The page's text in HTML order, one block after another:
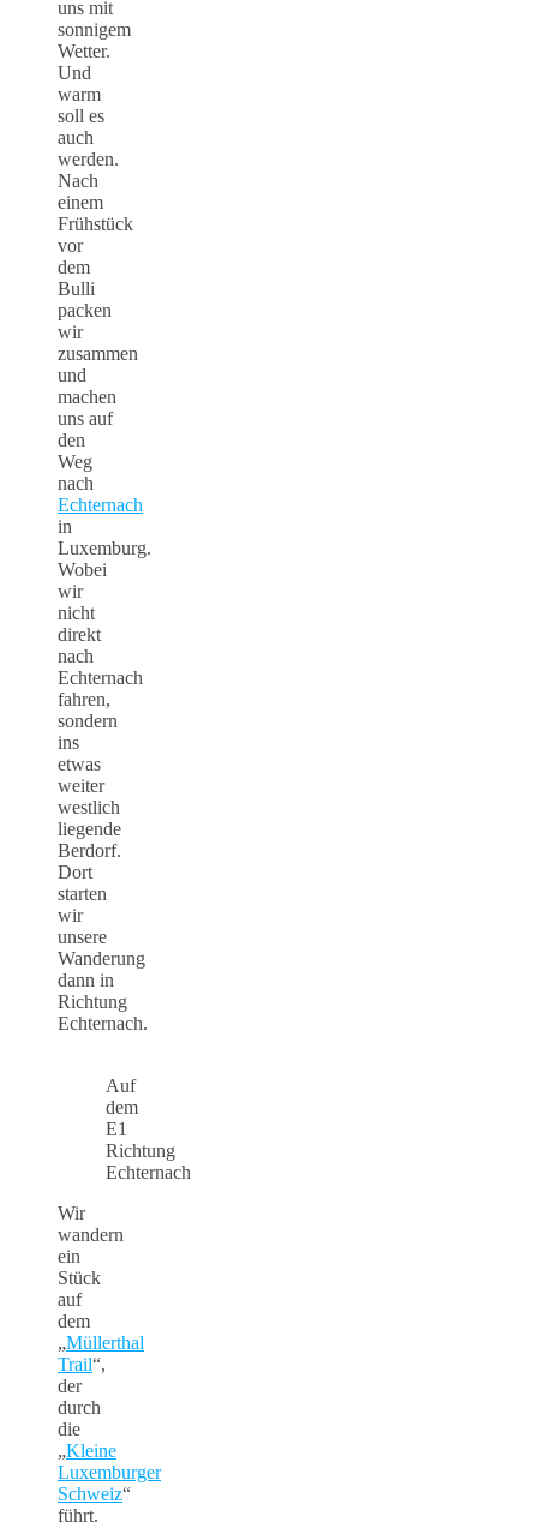
uns mit
sonnigem
Wetter.
Und
warm
soll es
auch
werden.
Nach
einem
Frühstück
vor
dem
Bulli
packen
wir
zusammen
und
machen
uns auf
den
Weg
nach
Echternach
in
Luxemburg.
Wobei
wir
nicht
direkt
nach
Echternach
fahren,
sondern
ins
etwas
weiter
westlich
liegende
Berdorf.
Dort
starten
wir
unsere
Wanderung
dann in
Richtung
Echternach.
Auf
dem
E1
Richtung
Echternach
Wir
wandern
ein
Stück
auf
dem
„Müllerthal
Trail“,
der
durch
die
„Kleine
Luxemburger
Schweiz“
führt.